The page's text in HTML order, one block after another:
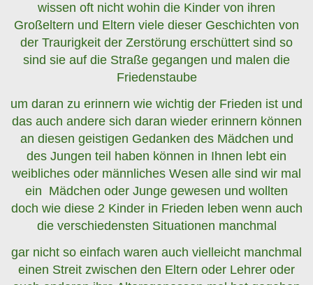
wissen oft nicht wohin die Kinder von ihren
Großeltern und Eltern viele dieser Geschichten von
der Traurigkeit der Zerstörung erschüttert sind so
sind sie auf die Straße gegangen und malen die
Friedenstaube
um daran zu erinnern wie wichtig der Frieden ist und
das auch andere sich daran wieder erinnern können
an diesen geistigen Gedanken des Mädchen und
des Jungen teil haben können in Ihnen lebt ein
weibliches oder männliches Wesen alle sind wir mal
ein Mädchen oder Junge gewesen und wollten
doch wie diese 2 Kinder in Frieden leben wenn auch
die verschiedensten Situationen manchmal
gar nicht so einfach waren auch vielleicht manchmal
einen Streit zwischen den Eltern oder Lehrer oder